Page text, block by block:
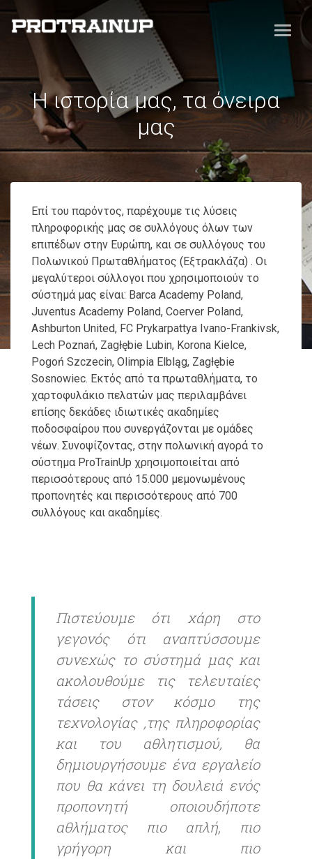
Η ιστορία μας, τα όνειρα
μας
Επί του παρόντος, παρέχουμε τις λύσεις
πληροφορικής μας σε συλλόγους όλων των
επιπέδων στην Ευρώπη, και σε συλλόγους του
Πολωνικού Πρωταθλήματος (Εξτρακλάζα) . Οι
μεγαλύτεροι σύλλογοι που χρησιμοποιούν το
σύστημά μας είναι: Barca Academy Poland,
Juventus Academy Poland, Coerver Poland,
Ashburton United, FC Prykarpattya Ivano-Frankivsk,
Lech Poznań, Zagłębie Lubin, Korona Kielce,
Pogoń Szczecin, Olimpia Elbląg, Zagłębie
Sosnowiec. Εκτός από τα πρωταθλήματα, το
χαρτοφυλάκιο πελατών μας περιλαμβάνει
επίσης δεκάδες ιδιωτικές ακαδημίες
ποδοσφαίρου που συνεργάζονται με ομάδες
νέων. Συνοψίζοντας, στην πολωνική αγορά το
σύστημα ProTrainUp χρησιμοποιείται από
περισσότερους από 15.000 μεμονωμένους
προπονητές και περισσότερους από 700
συλλόγους και ακαδημίες.
Πιστεύουμε ότι χάρη στο
γεγονός ότι αναπτύσσουμε
συνεχώς το σύστημά μας και
ακολουθούμε τις τελευταίες
τάσεις στον κόσμο της
τεχνολογίας ,της πληροφορίας
και του αθλητισμού, θα
δημιουργήσουμε ένα εργαλείο
που θα κάνει τη δουλειά ενός
προπονητή οποιουδήποτε
αθλήματος πιο απλή, πιο
γρήγορη και πιο